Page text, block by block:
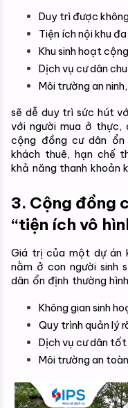
Duy trì được
Tiện ích nội khu
Khu sinh hoạt
Dịch vụ cư dân
Môi trường an
sẽ dễ duy trì sức hút
với người mua ở
cộng đồng cư dân
khách thuê, hạn chế
khả năng thanh khoản
3. Cộng đồng
“tiện ích vô
Giá trị của một dự án
nằm ở con người sinh
dân ổn định thường
Không gian sinh
Quy trình quản lý
Dịch vụ cư dân tốt
Môi trường an